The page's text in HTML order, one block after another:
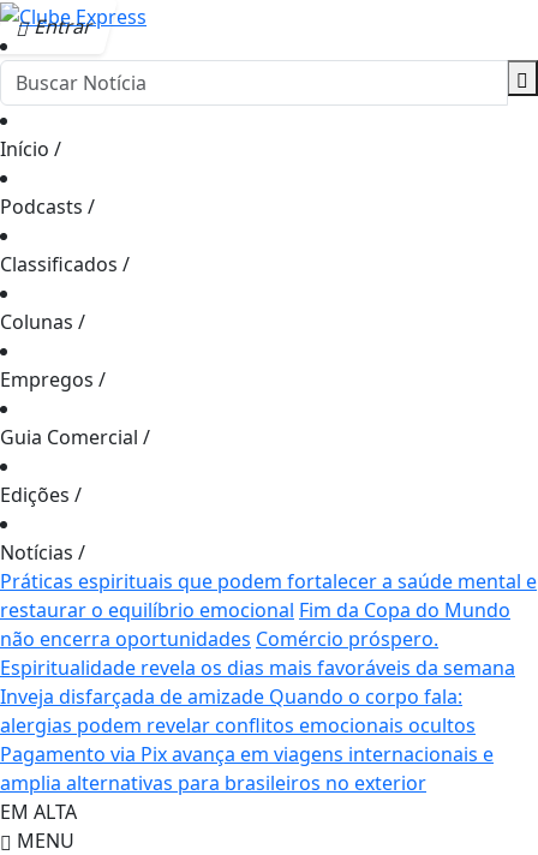
Entrar
Início /
Podcasts /
Classificados /
Colunas /
Empregos /
Guia Comercial /
Edições /
Notícias /
Práticas espirituais que podem fortalecer a saúde mental e
restaurar o equilíbrio emocional Fim da Copa do Mundo
não encerra oportunidades Comércio próspero.
Espiritualidade revela os dias mais favoráveis da semana
Inveja disfarçada de amizade Quando o corpo fala:
alergias podem revelar conflitos emocionais ocultos
Pagamento via Pix avança em viagens internacionais e
amplia alternativas para brasileiros no exterior
EM ALTA
MENU